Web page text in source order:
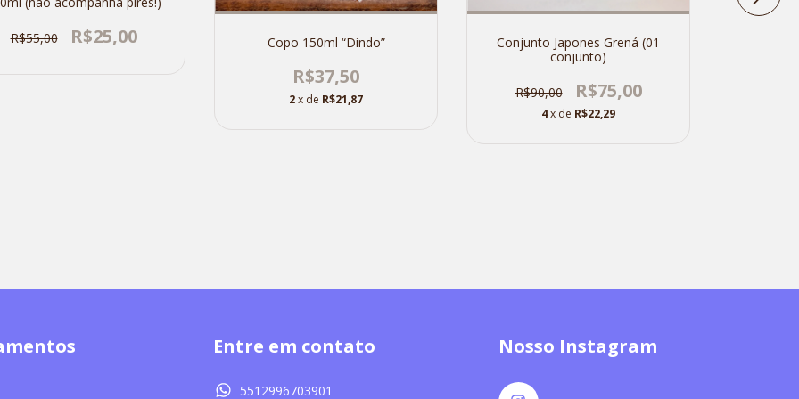
R$55,00 R$25,00 Copo 150ml “Dindo”
R$37,50
2x de R$21,87
Conjunto Japones Grená (01
conjunto)
R$90,00 R$75,00
4x de R$22,29
Entre em contato
5512996703901
Nosso Instagram